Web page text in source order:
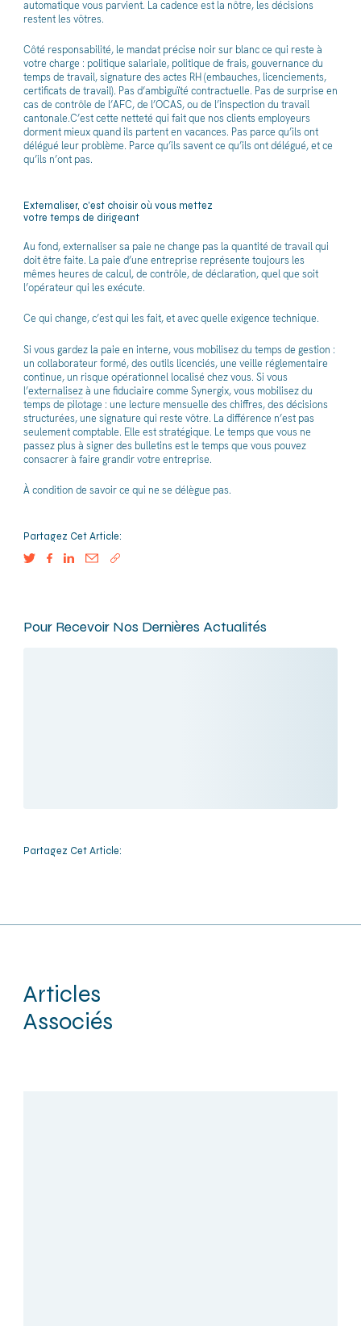
automatique vous parvient. La cadence est la nôtre, les décisions
restent les vôtres.
Côté responsabilité, le mandat précise noir sur blanc ce qui reste à
votre charge : politique salariale, politique de frais, gouvernance du
temps de travail, signature des actes RH (embauches, licenciements,
certificats de travail). Pas d’ambiguïté contractuelle. Pas de surprise en
cas de contrôle de l’AFC, de l’OCAS, ou de l’inspection du travail
cantonale.C’est cette netteté qui fait que nos clients employeurs
dorment mieux quand ils partent en vacances. Pas parce qu’ils ont
délégué leur problème. Parce qu’ils savent ce qu’ils ont délégué, et ce
qu’ils n’ont pas.
Externaliser, c'est choisir où vous mettez
votre temps de dirigeant
Au fond, externaliser sa paie ne change pas la quantité de travail qui
doit être faite. La paie d’une entreprise représente toujours les
mêmes heures de calcul, de contrôle, de déclaration, quel que soit
l’opérateur qui les exécute.
Ce qui change, c’est qui les fait, et avec quelle exigence technique.
Si vous gardez la paie en interne, vous mobilisez du temps de gestion :
un collaborateur formé, des outils licenciés, une veille réglementaire
continue, un risque opérationnel localisé chez vous. Si vous
l’externalisezà une fiduciaire comme Synergix, vous mobilisez du
temps de pilotage : une lecture mensuelle des chiffres, des décisions
structurées, une signature qui reste vôtre. La différence n’est pas
seulement comptable. Elle est stratégique. Le temps que vous ne
passez plus à signer des bulletins est le temps que vous pouvez
consacrer à faire grandir votre entreprise.
À condition de savoir ce qui ne se délègue pas.
Partagez Cet Article:
Pour Recevoir Nos Dernières Actualités
Partagez Cet Article:
Articles
Associés